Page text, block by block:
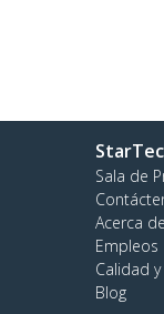
Sala de
Acerca
Empleos
Calidad
Blog